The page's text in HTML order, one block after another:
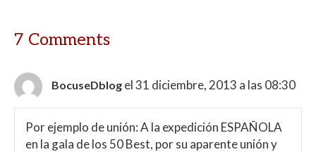
7 Comments
BocuseDblog el 31 diciembre, 2013 a las 08:30
Por ejemplo de unión: A la expedición ESPAÑOLA
en la gala de los 50 Best, por su aparente unión y